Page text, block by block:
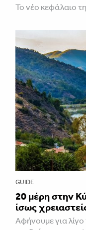
Το νέο κεφάλαιο
GUIDE
20 μέρη στην
ίσως
Αφήνουμε για